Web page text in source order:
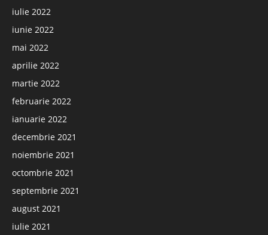
iulie 2022
iunie 2022
mai 2022
aprilie 2022
martie 2022
februarie 2022
ianuarie 2022
decembrie 2021
noiembrie 2021
octombrie 2021
septembrie 2021
august 2021
iulie 2021